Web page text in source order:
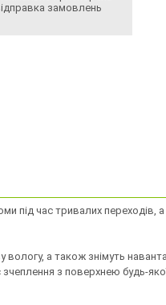
замовлень
час тривалих переходів, а
а також знімуть
з поверхнею будь-